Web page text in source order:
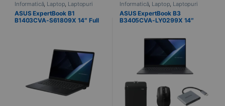
Informatică, Laptop, Laptopuri
ASUS ExpertBook B1
B1403CVA-S61809X 14″ Full
Informatică, Laptop, Laptopuri
ASUS ExpertBook B3
B3405CVA-LY0299X 14″
Windows 11 Pro